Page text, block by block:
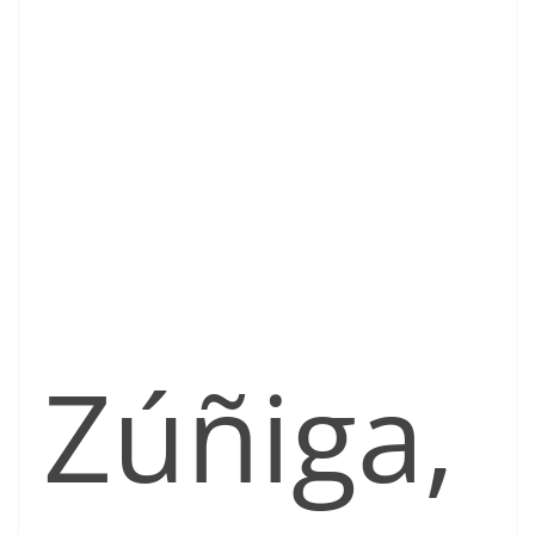
Zúñiga,